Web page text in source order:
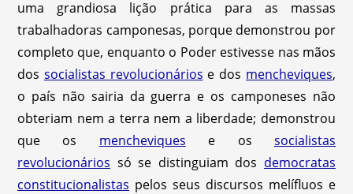
uma grandiosa lição prática para as massas
trabalhadoras camponesas, porque demonstrou por
completo que, enquanto o Poder estivesse nas mãos
dos socialistas revolucionários e dos mencheviques,
o país não sairia da guerra e os camponeses não
obteriam nem a terra nem a liberdade; demonstrou
que os mencheviques e os socialistas
revolucionários só se distinguiam dos democratas
constitucionalistas pelos seus discursos melífluos e